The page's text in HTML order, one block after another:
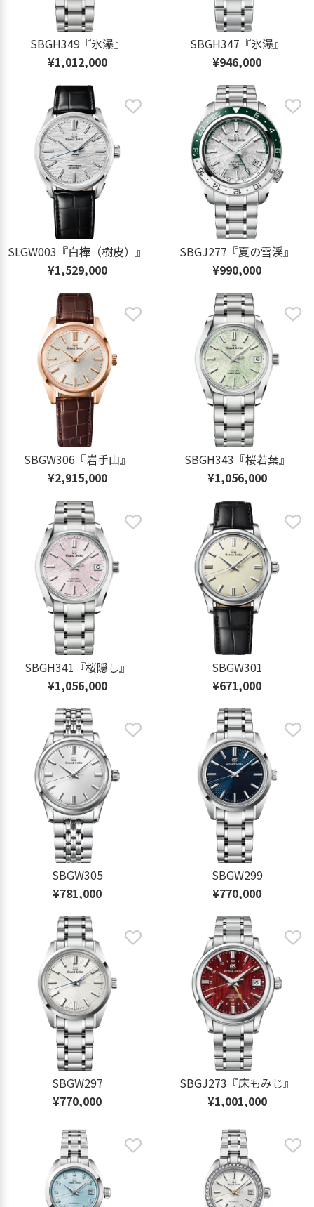
SBGH349『氷瀑』
¥1,012,000
SBGH347『氷瀑』
¥946,000
SLGW003『白樺（樹皮）』
¥1,529,000
SBGJ277『夏の雪渓』
¥990,000
SBGW306『岩手山』
¥2,915,000
SBGH343『桜若葉』
¥1,056,000
SBGH341『桜隠し』
¥1,056,000
SBGW301
¥671,000
SBGW305
¥781,000
SBGW299
¥770,000
SBGW297
¥770,000
SBGJ273『床もみじ』
¥1,001,000